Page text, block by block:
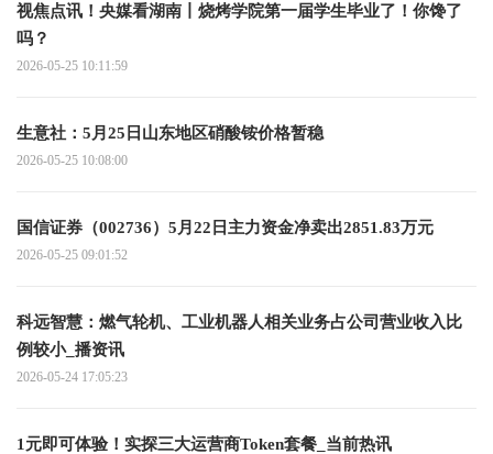
视焦点讯！央媒看湖南丨烧烤学院第一届学生毕业了！你馋了
吗？
2026-05-25 10:11:59
生意社：5月25日山东地区硝酸铵价格暂稳
2026-05-25 10:08:00
国信证券（002736）5月22日主力资金净卖出2851.83万元
2026-05-25 09:01:52
科远智慧：燃气轮机、工业机器人相关业务占公司营业收入比
例较小_播资讯
2026-05-24 17:05:23
1元即可体验！实探三大运营商Token套餐_当前热讯